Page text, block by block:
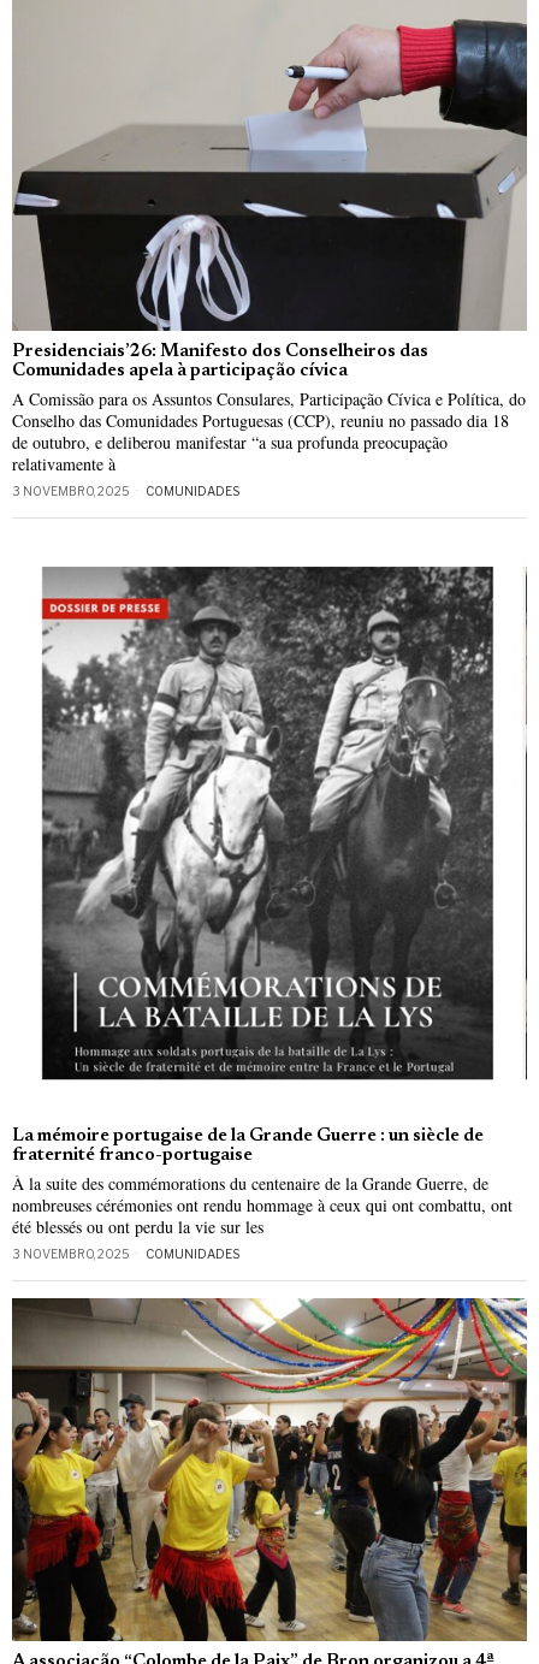
Presidenciais’26: Manifesto dos Conselheiros das
Comunidades apela à participação cívica
A Comissão para os Assuntos Consulares, Participação Cívica e Política, do
Conselho das Comunidades Portuguesas (CCP), reuniu no passado dia 18
de outubro, e deliberou manifestar “a sua profunda preocupação
relativamente à
3 NOVEMBRO, 2025 COMUNIDADES
La mémoire portugaise de la Grande Guerre : un siècle de
fraternité franco-portugaise
À la suite des commémorations du centenaire de la Grande Guerre, de
nombreuses cérémonies ont rendu hommage à ceux qui ont combattu, ont
été blessés ou ont perdu la vie sur les
3 NOVEMBRO, 2025 COMUNIDADES